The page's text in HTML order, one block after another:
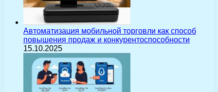
Автоматизация мобильной торговли как способ
повышения продаж и конкурентоспособности
15.10.2025